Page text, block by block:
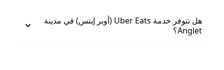
هل تتوفر خدمة Uber Eats (أوبر إيتس) في مدينة
Anglet؟